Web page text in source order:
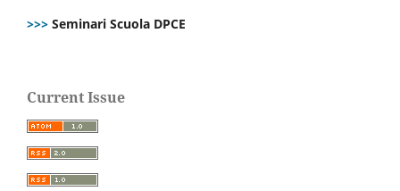
>>> Seminari Scuola DPCE
Current Issue